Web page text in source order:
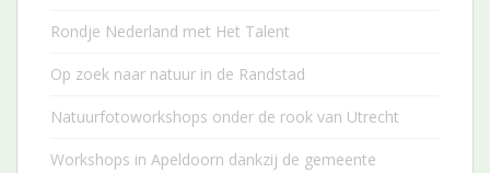
Rondje Nederland met Het Talent
Op zoek naar natuur in de Randstad
Natuurfotoworkshops onder de rook van Utrecht
Workshops in Apeldoorn dankzij de gemeente